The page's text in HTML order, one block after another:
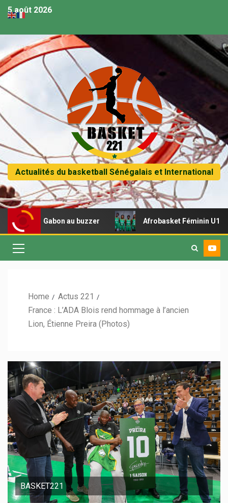
5 août 2026
Actualités du basketball Sénégalais et International
buzzer Afrobasket Féminin U18 – Les Lioncelles
Home
Actus 221
France : L’ADA Blois rend hommage à l’ancien
Lion, Étienne Preira (Photos)
BASKET221